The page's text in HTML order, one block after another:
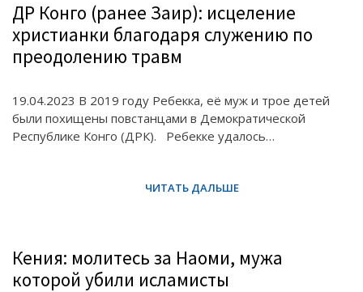
ДР Конго (ранее Заир): исцеление
христианки благодаря служению по
преодолению травм
19.04.2023 В 2019 году Ребекка, её муж и трое детей
были похищены повстанцами в Демократической
Республике Конго (ДРК). Ребекке удалось…
Кения: молитесь за Наоми, мужа
которой убили исламисты